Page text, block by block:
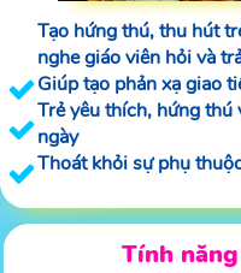
Tính
Tạo hứng thú, thu hút
nghe giáo viên hỏi và
Giúp tạo phản xạ giao
Trẻ yêu thích, hứng
ngày
Thoát khỏi sự phụ